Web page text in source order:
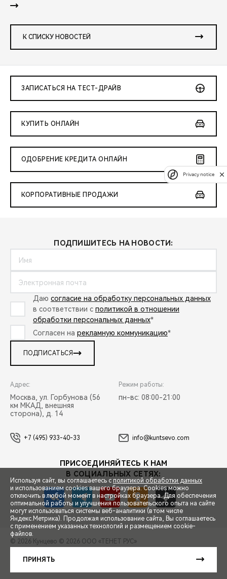
СПЕЦПРЕДЛОЖЕНИЯ
ЗАПИСЬ НА ТЕСТ-ДРАЙВ
К СПИСКУ НОВОСТЕЙ
ЗАПИСАТЬСЯ НА ТЕСТ-ДРАЙВ
КУПИТЬ ОНЛАЙН
ОДОБРЕНИЕ КРЕДИТА ОНЛАЙН
КОРПОРАТИВНЫЕ ПРОДАЖИ
ПОДПИШИТЕСЬ НА НОВОСТИ:
Даю согласие на обработку персональных данных
в соответствии с политикой в отношении
обработки персональных данных*
Согласен на рекламную коммуникацию*
ПОДПИСАТЬСЯ
Адрес:
Москва, ул. Горбунова (56
км МКАД, внешняя
сторона), д. 14
Режим работы:
пн-вс: 08:00-21:00
+7 (495) 933-40-33 info@kuntsevo.com
ПРИСОЕДИНЯЙТЕСЬ К НАМ
В СОЦИАЛЬНЫХ СЕТЯХ:
© 2026 Кунцево © 2026 ООО «ТЕНЕТ РУС»
Сделано в ПЕРКС
Используя сайт, вы соглашаетесь с политикой обработки данных
и использованием cookies вашего браузера. Cookies можно
отключить в любой момент в настройках браузера. Для обеспечения
оптимальной работы и улучшения пользовательского опыта на сайте
могут использоваться системы веб-аналитики (в том числе
Яндекс.Метрика). Продолжая использование сайта, Вы соглашаетесь
с применением указанных технологий и размещением cookie-
файлов.
ПРИНЯТЬ
Privacy notice